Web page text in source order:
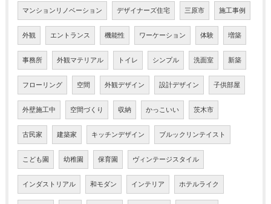
マンションリノベーション デザイナーズ住宅 三原市 施工事例
外観 エントランス 機能性 ワーケーション 体験 増築
事務所 外観マテリアル トイレ シンプル 洗面室 新築
フローリング 空間 外観デザイン 設計デザイン 子供部屋
外壁施工中 空間づくり 収納 かっこいい 茨木市
古民家 建築家 キッチンデザイン ブルックリンテイスト
こども園 幼稚園 保育園 ヴィンテージスタイル
インダストリアル 和モダン インテリア ホテルライク